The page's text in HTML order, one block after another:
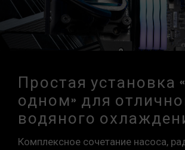
Простая установка
одном» для
водяного
Комплексное сочетание насоса,